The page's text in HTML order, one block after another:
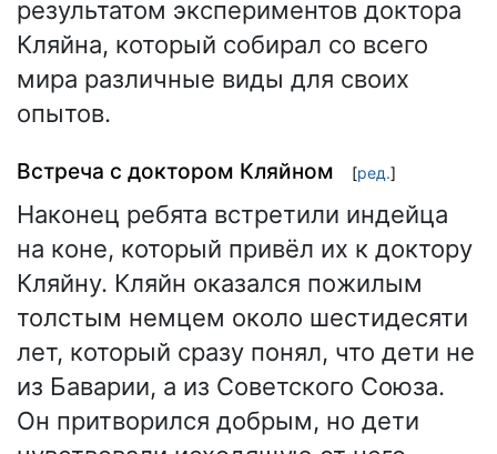
результатом экспериментов доктора
Кляйна, который собирал со всего
мира различные виды для своих
опытов.
Встреча с доктором Кляйном [ред.]
Наконец ребята встретили индейца
на коне, который привёл их к доктору
Кляйну. Кляйн оказался пожилым
толстым немцем около шестидесяти
лет, который сразу понял, что дети не
из Баварии, а из Советского Союза.
Он притворился добрым, но дети